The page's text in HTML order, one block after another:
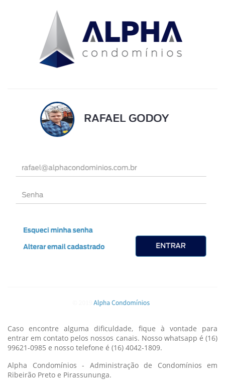
Caso encontre alguma dificuldade, fique à vontade para
entrar em contato pelos nossos canais. Nosso whatsapp é (16)
99621-0985 e nosso telefone é (16) 4042-1809.
Alpha Condomínios - Administração de Condomínios em
Ribeirão Preto e Pirassununga.